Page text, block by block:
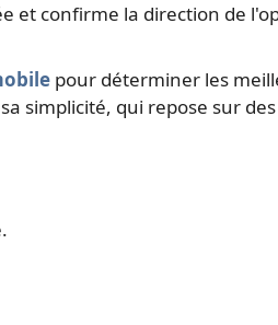
et confirme la direction de
pour déterminer les
simplicité, qui repose sur